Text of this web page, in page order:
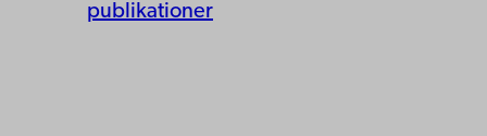
publikationer